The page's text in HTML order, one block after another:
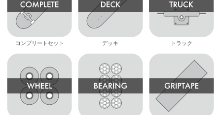
コンプリートセット デッキ トラック